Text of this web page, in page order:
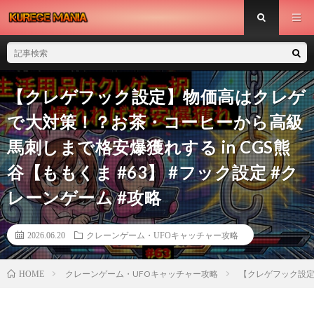
【クレゲフック設定】物価高はクレゲ
で大対策！？お茶・コーヒーから高級
馬刺しまで格安爆獲れする in CGS熊
谷【ももくま #63】 #フック設定 #ク
レーンゲーム #攻略
2026.06.20 クレーンゲーム・UFOキャッチャー攻略
HOME クレーンゲーム・UFOキャッチャー攻略 【クレゲフック設